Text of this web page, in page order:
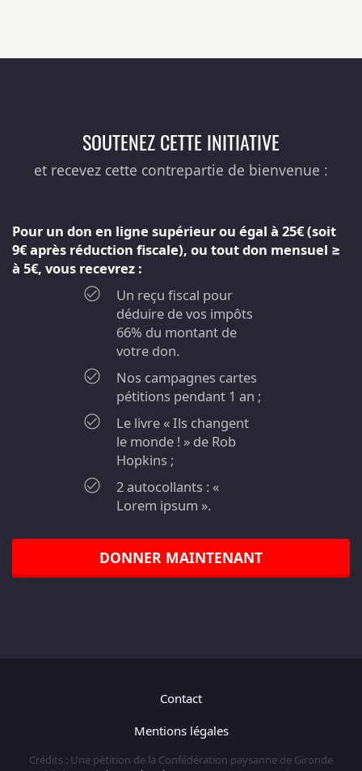
SOUTENEZ CETTE INITIATIVE
et recevez cette contrepartie de bienvenue :
Pour un don en ligne supérieur ou égal à 25€ (soit
9€ après réduction fiscale), ou tout don mensuel ≥
à 5€, vous recevrez :
Un reçu fiscal pour
déduire de vos impôts
66% du montant de
votre don.
Nos campagnes cartes
pétitions pendant 1 an ;
Le livre « Ils changent
le monde ! » de Rob
Hopkins ;
2 autocollants : «
Lorem ipsum ».
DONNER MAINTENANT
Contact
Mentions légales
Crédits : Une pétition de la Confédération paysanne de Gironde